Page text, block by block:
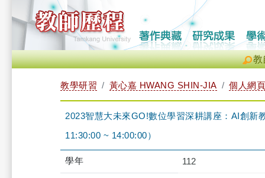
教
教學研習 黃心嘉 HWANG SHIN-JIA 個人網頁
2023智慧大未來GO!數位學習深耕講座：AI創新
11:30:00 ~ 14:00:00）
學年 112